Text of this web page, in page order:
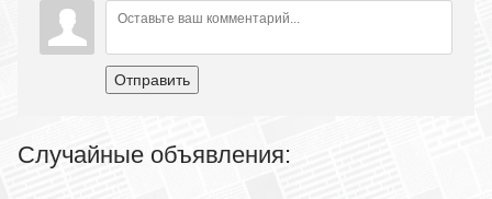
Отправить
Случайные объявления: